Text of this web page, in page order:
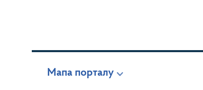
Мапа порталу